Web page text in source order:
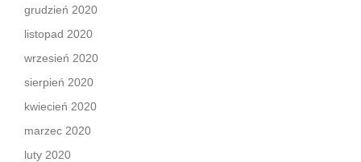
grudzień 2020
listopad 2020
wrzesień 2020
sierpień 2020
kwiecień 2020
marzec 2020
luty 2020